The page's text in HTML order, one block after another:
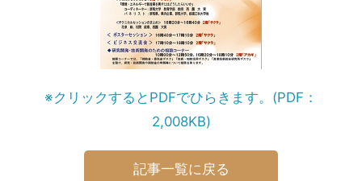
※クリックするとPDFでひらきます。(PDF：
2,008KB)
記事一覧に戻る